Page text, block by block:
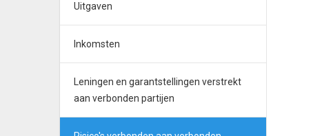
Uitgaven
Inkomsten
Leningen en garantstellingen verstrekt
aan verbonden partijen